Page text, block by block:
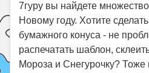
7гуру вы найдете
Новому году. Хотите
бумажного конуса - не
распечатать шаблон,
Мороза и Снегурочку?